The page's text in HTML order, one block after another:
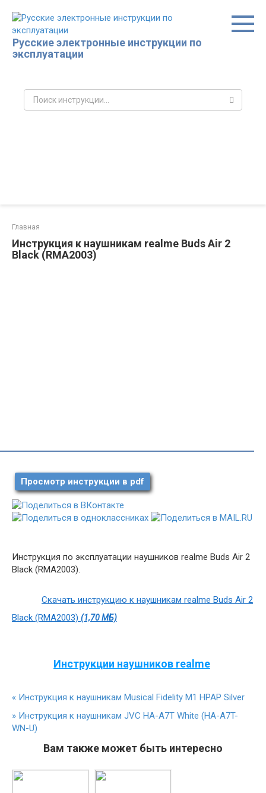
контенту
Русские электронные инструкции по
эксплуатации
Поиск:
Главная
Инструкция к наушникам realme Buds Air 2
Black (RMA2003)
Просмотр инструкции в pdf
Инструкция по эксплуатации наушников realme Buds Air 2
Black (RMA2003).
Скачать инструкцию к наушникам realme Buds Air 2
Black (RMA2003) (1,70 МБ)
Инструкции наушников realme
« Инструкция к наушникам Musical Fidelity M1 HPAP Silver
» Инструкция к наушникам JVC HA-A7T White (HA-A7T-
WN-U)
Вам также может быть интересно